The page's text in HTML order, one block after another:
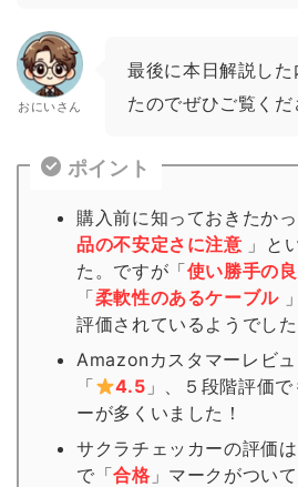
おにいさん
最後に本日解説し
たのでぜひご覧くだ
ポイント
購入前に知っておきたか
品の不安定さに注意 」と
た。ですが「使い勝手の
「柔軟性のあるケーブル
評価されているようでした
Amazonカスタマーレビ
「
4.5 」、５段階評価
ーが多くいました！
サクラチェッカーの評価
で「合格 」 マーク がつい